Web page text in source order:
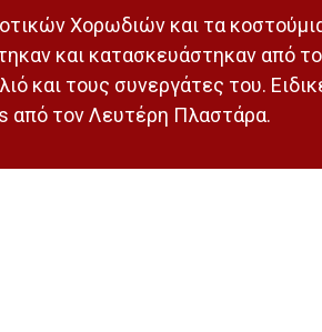
Χορωδιών και τα
και κατασκευάστηκαν από
και τους συνεργάτες του.
από τον Λευτέρη Πλαστάρα.